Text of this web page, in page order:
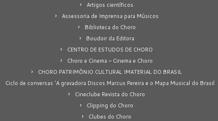
Artigos científicos
Assessoria de Imprensa para Músicos
Biblioteca do Choro
Boudoir da Editora
CENTRO DE ESTUDOS DE CHORO
Choro e Cinema – Cinema e Choro
CHORO PATRIMÔNIO CULTURAL IMATERIAL DO BRASIL
Ciclo de conversas 'A gravadora Discos Marcus Pereira e o Mapa Musical do Brasil
Cineclube Revista do Choro
Clipping do Choro
Clubes do Choro